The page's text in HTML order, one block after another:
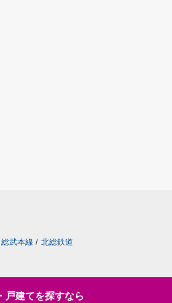
総武本線 / 北総鉄道
戸建てを探すなら